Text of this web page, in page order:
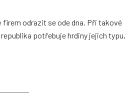
odrazit se ode dna. Při takové
potřebuje hrdiny jejich typu,